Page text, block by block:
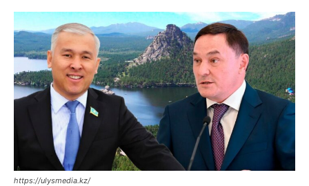
https://ulysmedia.kz/